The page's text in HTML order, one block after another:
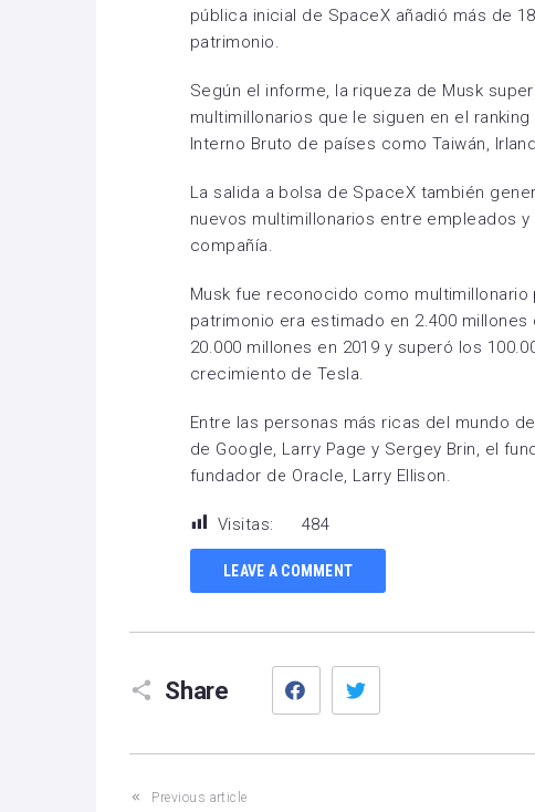
pública inicial de SpaceX añadió más de
patrimonio.
Según el informe, la riqueza de Musk
multimillonarios que le siguen en el
Interno Bruto de países como Taiwán,
La salida a bolsa de SpaceX también
nuevos multimillonarios entre empleados
compañía.
Musk fue reconocido como multimillonario
patrimonio era estimado en 2.400
20.000 millones en 2019 y superó los
crecimiento de Tesla.
Entre las personas más ricas del mundo
de Google, Larry Page y Sergey Brin, el
fundador de Oracle, Larry Ellison.
Visitas: 484
LEAVE A COMMENT
Share
Facebook
Previous article